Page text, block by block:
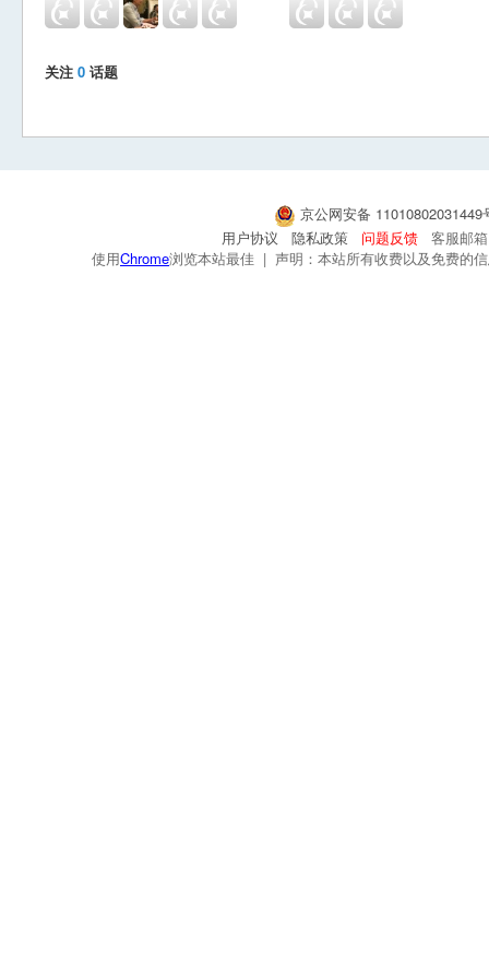
关注 0 话题
京公网安备
用户协议
隐私政策 问题反馈
客服邮
使用Chrome浏览本站最佳 | 声明：本站所有收费以及免费的